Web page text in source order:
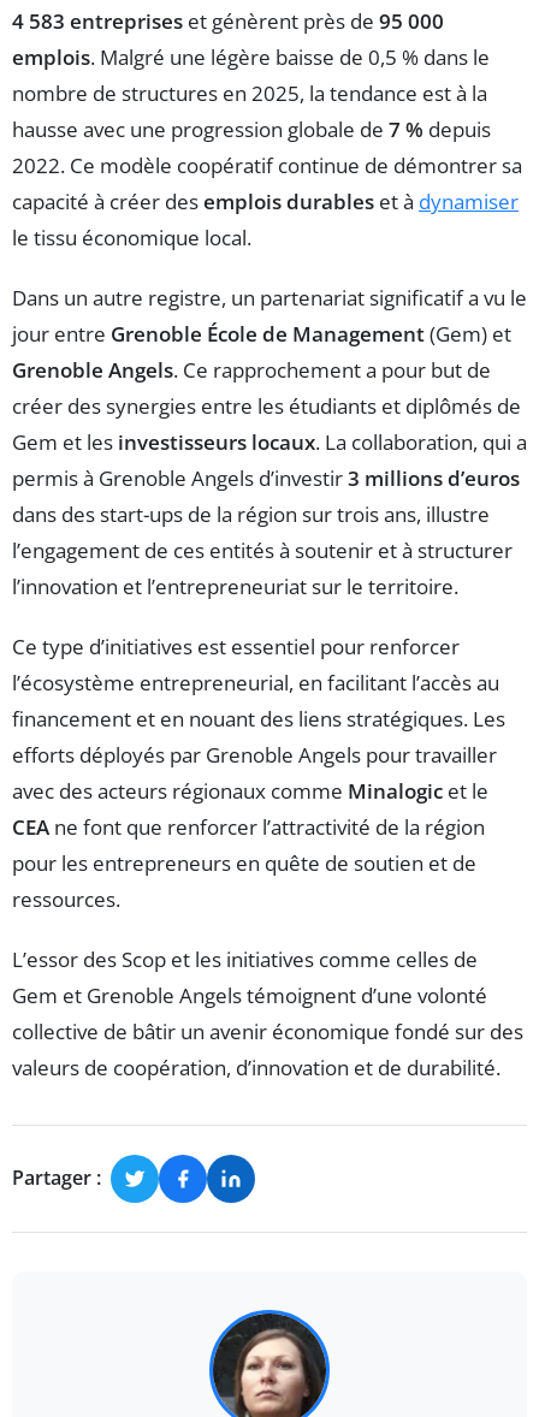
4 583 entreprises et génèrent près de 95 000
emplois. Malgré une légère baisse de 0,5 % dans le
nombre de structures en 2025, la tendance est à la
hausse avec une progression globale de 7 % depuis
2022. Ce modèle coopératif continue de démontrer sa
capacité à créer desemplois durables et à dynamiser
le tissu économique local.
Dans un autre registre, un partenariat significatif a vu le
jour entre Grenoble École de Management(Gem) et
Grenoble Angels. Ce rapprochement a pour but de
créer des synergies entre les étudiants et diplômés de
Gem et les investisseurs locaux. La collaboration, qui a
permis à Grenoble Angels d’investir3 millions d’euros
dans des start-ups de la région sur trois ans, illustre
l’engagement de ces entités à soutenir et à structurer
l’innovation et l’entrepreneuriat sur le territoire.
Ce type d’initiatives est essentiel pour renforcer
l’écosystème entrepreneurial, en facilitant l’accès au
financement et en nouant des liens stratégiques. Les
efforts déployés par Grenoble Angels pour travailler
avec des acteurs régionaux comme Minalogic et le
CEA ne font que renforcer l’attractivité de la région
pour les entrepreneurs en quête de soutien et de
ressources.
L’essor des Scop et les initiatives comme celles de
Gem et Grenoble Angels témoignent d’une volonté
collective de bâtir un avenir économique fondé sur des
valeurs de coopération, d’innovation et de durabilité.
Partager :